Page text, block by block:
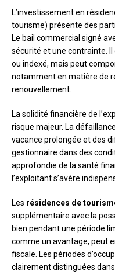
L’investissement en
tourisme) présente des
Le bail commercial signé
sécurité et une contrainte.
ou indexé, mais peut
notamment en matière de
renouvellement.
La solidité financière de
risque majeur. La
vacance prolongée et des
gestionnaire dans des
approfondie de la santé
l’exploitant s’avère
Les résidences de
supplémentaire avec la
bien pendant une période
comme un avantage, peut
fiscale. Les périodes
clairement distinguées